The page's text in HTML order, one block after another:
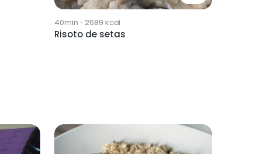
40min · 2689 kcal
Risoto de setas